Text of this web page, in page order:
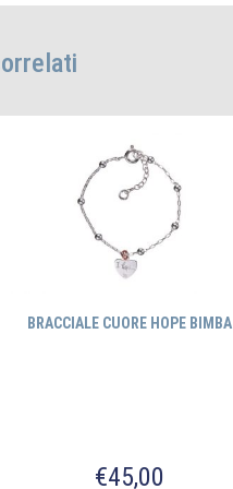
BRACCIALE CUORE HOPE BIMBA
€45,00